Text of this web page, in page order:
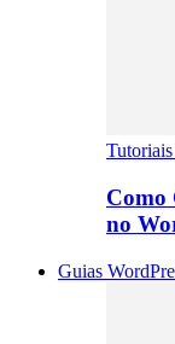
Como
no
Guias